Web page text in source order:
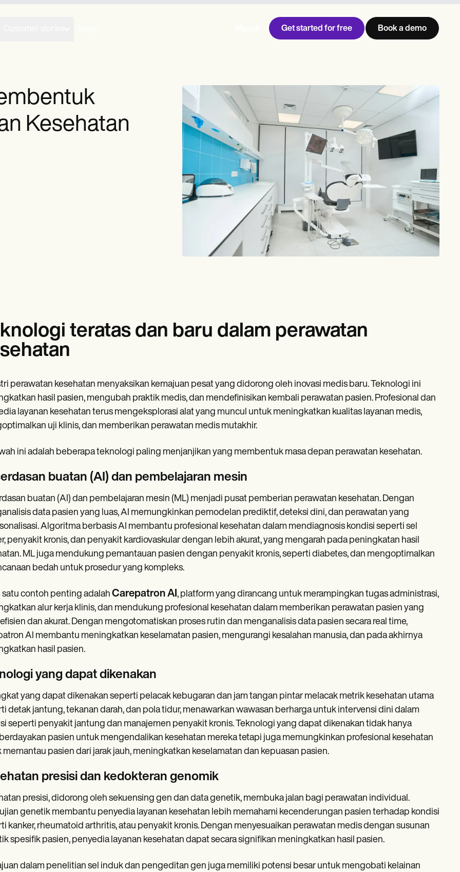
Get started for free Book a demo
Kesehatan
teratas dan baru dalam perawatan
perawatan kesehatan menyaksikan kemajuan pesat yang didorong oleh inovasi medis baru. Teknologi ini
hasil pasien, mengubah praktik medis, dan mendefinisikan kembali perawatan pasien. Profesional dan
layanan kesehatan terus mengeksplorasi alat yang muncul untuk meningkatkan kualitas layanan medis,
uji klinis, dan memberikan perawatan medis mutakhir.
ini adalah beberapa teknologi paling menjanjikan yang membentuk masa depan perawatan kesehatan.
buatan (AI) dan pembelajaran mesin
buatan (AI) dan pembelajaran mesin (ML) menjadi pusat pemberian perawatan kesehatan. Dengan
data pasien yang luas, AI memungkinkan pemodelan prediktif, deteksi dini, dan perawatan yang
Algoritma berbasis AI membantu profesional kesehatan dalam mendiagnosis kondisi seperti sel
penyakit kronis, dan penyakit kardiovaskular dengan lebih akurat, yang mengarah pada peningkatan hasil
ML juga mendukung pemantauan pasien dengan penyakit kronis, seperti diabetes, dan mengoptimalkan
bedah untuk prosedur yang kompleks.
satu contoh penting adalah Carepatron AI, platform yang dirancang untuk merampingkan tugas administrasi,
alur kerja klinis, dan mendukung profesional kesehatan dalam memberikan perawatan pasien yang
dan akurat. Dengan mengotomatiskan proses rutin dan menganalisis data pasien secara real time,
AI membantu meningkatkan keselamatan pasien, mengurangi kesalahan manusia, dan pada akhirnya
hasil pasien.
yang dapat dikenakan
yang dapat dikenakan seperti pelacak kebugaran dan jam tangan pintar melacak metrik kesehatan utama
detak jantung, tekanan darah, dan pola tidur, menawarkan wawasan berharga untuk intervensi dini dalam
seperti penyakit jantung dan manajemen penyakit kronis. Teknologi yang dapat dikenakan tidak hanya
pasien untuk mengendalikan kesehatan mereka tetapi juga memungkinkan profesional kesehatan
memantau pasien dari jarak jauh, meningkatkan keselamatan dan kepuasan pasien.
presisi dan kedokteran genomik
presisi, didorong oleh sekuensing gen dan data genetik, membuka jalan bagi perawatan individual.
genetik membantu penyedia layanan kesehatan lebih memahami kecenderungan pasien terhadap kondisi
kanker, rheumatoid arthritis, atau penyakit kronis. Dengan menyesuaikan perawatan medis dengan susunan
spesifik pasien, penyedia layanan kesehatan dapat secara signifikan meningkatkan hasil pasien.
dalam penelitian sel induk dan pengeditan gen juga memiliki potensi besar untuk mengobati kelainan